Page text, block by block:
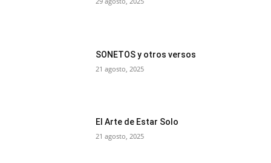
SONETOS y otros versos
21 agosto, 2025
El Arte de Estar Solo
21 agosto, 2025